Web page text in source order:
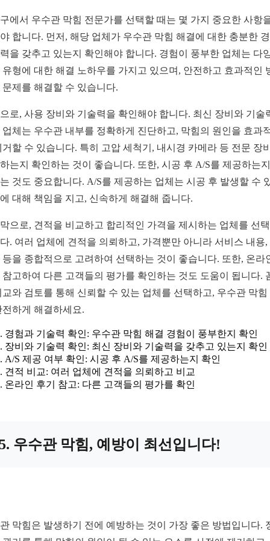
에서 우수관 막힘 전문가를 선택할 때는 몇 가지 중요한 사항
합니다. 먼저, 해당 업체가 우수관 막힘 해결에 대한 충분한
을 갖추고 있는지 확인해야 합니다. 경험이 풍부한 업체는 다
유형에 대한 해결 노하우를 가지고 있으며, 안전하고 효과적인
문제를 해결할 수 있습니다.
로, 사용 장비와 기술력을 확인해야 합니다. 최신 장비와 기술
업체는 우수관 내부를 정확하게 진단하고, 막힘의 원인을 효과
거할 수 있습니다. 특히 고압 세척기, 내시경 카메라 등 전문 장
는지 확인하는 것이 좋습니다. 또한, 시공 후 A/S를 제공하는
것도 중요합니다. A/S를 제공하는 업체는 시공 후 발생할 수
대해 책임을 지고, 신속하게 해결해 줍니다.
으로, 견적을 비교하고 합리적인 가격을 제시하는 업체를 선
. 여러 업체에 견적을 의뢰하고, 가격뿐만 아니라 서비스 내용,
등을 종합적으로 고려하여 선택하는 것이 좋습니다. 또한, 온라
참고하여 다른 고객들의 평가를 확인하는 것도 도움이 됩니다.
교와 검토를 통해 신뢰할 수 있는 업체를 선택하고, 우수관 막힘
전하게 해결하세요.
경험과 기술력 확인: 우수관 막힘 해결 경험이 풍부한지 확인
장비와 기술력 확인: 최신 장비와 기술력을 갖추고 있는지 확인
A/S 제공 여부 확인: 시공 후 A/S를 제공하는지 확인
견적 비교: 여러 업체에 견적을 의뢰하고 비교
온라인 후기 참고: 다른 고객들의 평가를 확인
우수관 막힘, 예방이 최선입니다!
막힘은 발생하기 전에 예방하는 것이 가장 좋은 방법입니다.